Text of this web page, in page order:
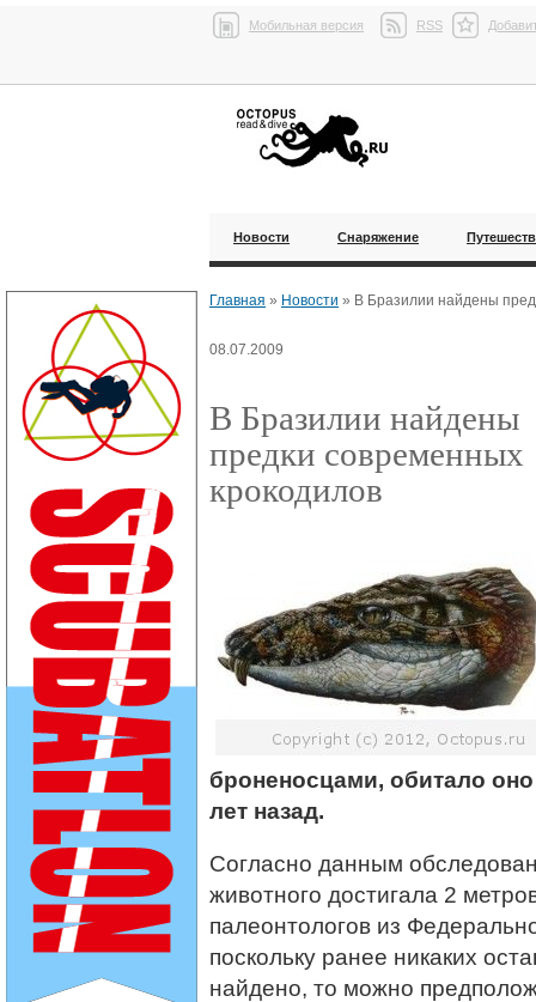
Мобильная версия RSS
Новости Снаряжение
Главная » Новости » В Бразилии найдены
08.07.2009
В Бразилии найдены
предки современных
крокодилов
броненосцами, обитало
лет назад.
Согласно данным
животного достигала 2
палеонтологов из
поскольку ранее никаких
найдено, то можно